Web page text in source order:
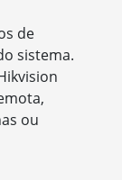
de
sistema.
ou